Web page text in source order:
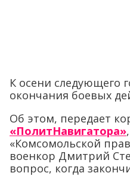
К осени следующего
окончания боевых
Об этом, передает
«ПолитНавигатора»
«Комсомольской
военкор Дмитрий
вопрос, когда